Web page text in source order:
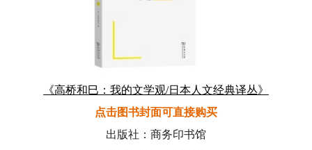
《高桥和巳：我的文学观/日本人文经典译丛》
点击图书封面可直接购买
出版社：商务印书馆